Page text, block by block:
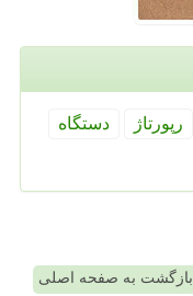
رپورتاژ
دستگاه
بازگشت به صفحه اصلی